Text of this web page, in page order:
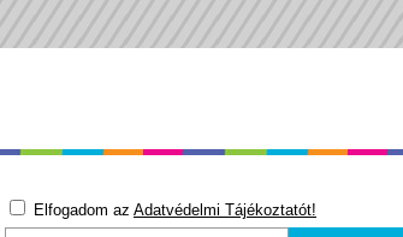
Elfogadom az Adatvédelmi Tájékoztatót!